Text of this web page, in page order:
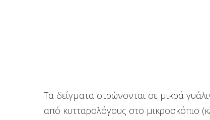
Τα δείγματα στρώνονται σε μικρά
από κυτταρολόγους στο μικροσκόπιο